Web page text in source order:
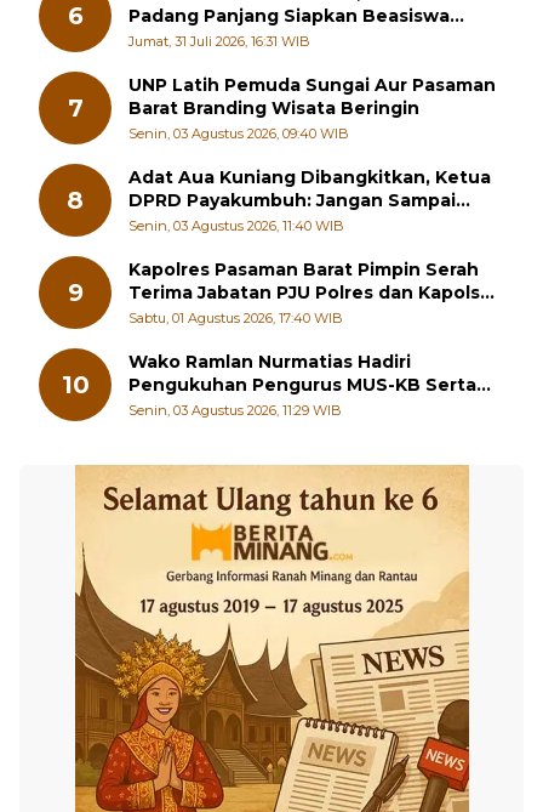
6
Padang Panjang Siapkan Beasiswa
Penuh
Jumat, 31 Juli 2026, 16:31 WIB
7
UNP Latih Pemuda Sungai Aur Pasaman
Barat Branding Wisata Beringin
Senin, 03 Agustus 2026, 09:40 WIB
8
Adat Aua Kuniang Dibangkitkan, Ketua
DPRD Payakumbuh: Jangan Sampai
Generasi Muda Hilang Jati Diri
Senin, 03 Agustus 2026, 11:40 WIB
9
Kapolres Pasaman Barat Pimpin Serah
Terima Jabatan PJU Polres dan Kapolsek
Sungai Beremas
Sabtu, 01 Agustus 2026, 17:40 WIB
10
Wako Ramlan Nurmatias Hadiri
Pengukuhan Pengurus MUS-KB Serta
LMKB Periode 2026-2031,
Senin, 03 Agustus 2026, 11:29 WIB